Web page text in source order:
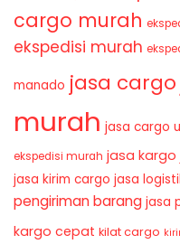
cargo murah
ekspedisi murah
manado jasa cargo
murah jasa cargo
ekspedisi murah jasa kargo
jasa kirim cargo jasa
pengiriman barang jasa
kargo cepat kilat cargo